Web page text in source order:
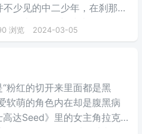
少见的中二少年，在刹那的
音译。
浏览 2024-03-05
粉红的切开来里面都是黑
软萌的角色内在却是腹黑病
达Seed》里的女主角拉克